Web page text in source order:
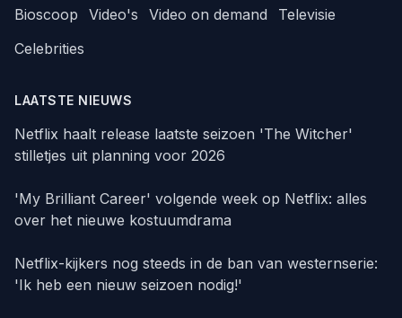
Bioscoop
Video's Video on demand
Televisie
Celebrities
LAATSTE NIEUWS
Netflix haalt release laatste seizoen 'The Witcher'
stilletjes uit planning voor 2026
'My Brilliant Career' volgende week op Netflix: alles
over het nieuwe kostuumdrama
Netflix-kijkers nog steeds in de ban van westernserie:
'Ik heb een nieuw seizoen nodig!'